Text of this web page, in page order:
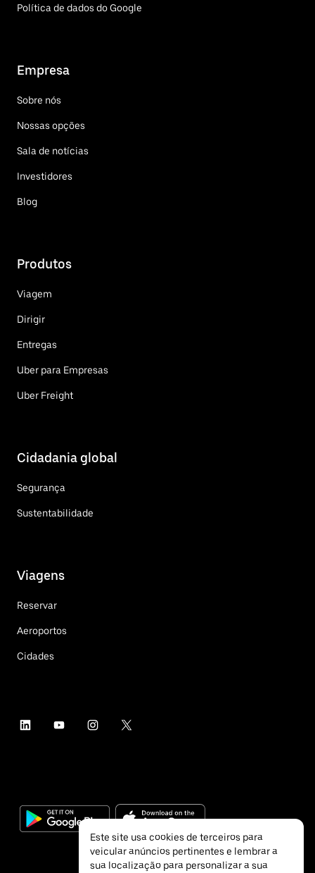
Política de dados do Google
Empresa
Sobre nós
Nossas opções
Sala de notícias
Investidores
Blog
Produtos
Viagem
Dirigir
Entregas
Uber para Empresas
Uber Freight
Cidadania global
Segurança
Sustentabilidade
Viagens
Reservar
Aeroportos
Cidades
Este site usa cookies de terceiros para
veicular anúncios pertinentes e lembrar a
sua localização para personalizar a sua